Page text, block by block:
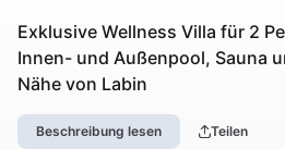
Exklusive Wellness Villa für 2
Innen- und Außenpool, Sauna
Nähe von Labin
Beschreibung lesen Teilen